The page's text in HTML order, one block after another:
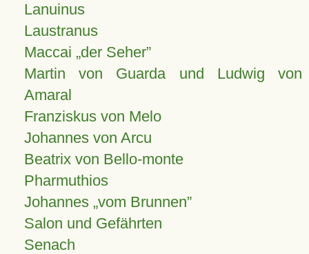
Lanuinus
Laustranus
Maccai „der Seher”
Martin von Guarda und Ludwig von
Amaral
Franziskus von Melo
Johannes von Arcu
Beatrix von Bello-monte
Pharmuthios
Johannes vom Brunnen
Salon und Gefährten
Senach